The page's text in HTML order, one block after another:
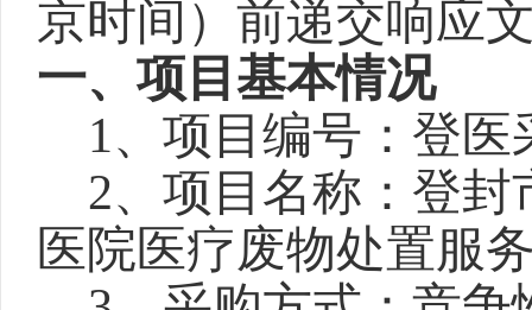
京时间）前递交响应
一、项目基本情况
1、项目编号：登医
2、项目名称：登
医院医疗废物处置服